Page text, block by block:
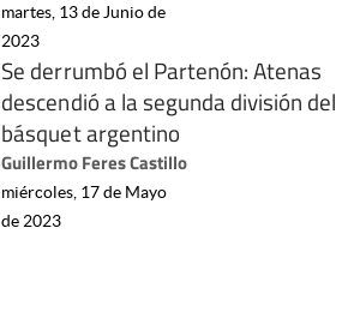
martes, 13 de Junio de
2023
Se derrumbó el Partenón: Atenas
descendió a la segunda división del
básquet argentino
Guillermo Feres Castillo
miércoles, 17 de Mayo
de 2023